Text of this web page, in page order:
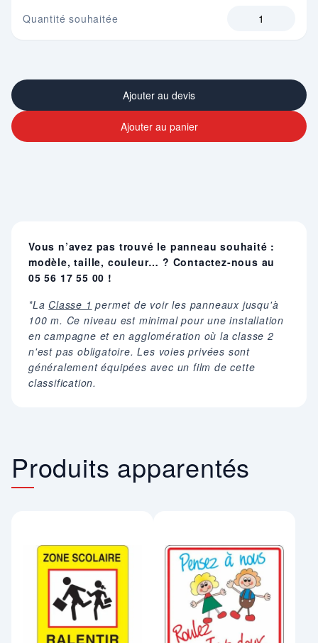
Quantité souhaitée
Ajouter au devis
Ajouter au panier
Vous n’avez pas trouvé le panneau souhaité :
modèle, taille, couleur… ? Contactez-nous au
05 56 17 55 00 !
*La Classe 1 permet de voir les panneaux jusqu'à
100 m. Ce niveau est minimal pour une installation
en campagne et en agglomération où la classe 2
n'est pas obligatoire. Les voies privées sont
généralement équipées avec un film de cette
classification.
Produits apparentés